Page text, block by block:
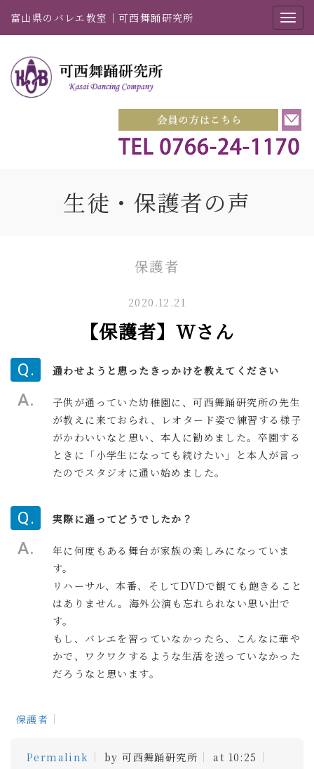
富山県のバレエ教室｜可西舞踊研究所
生徒・保護者の声
保護者
2020.12.21
【保護者】Wさん
通わせようと思ったきっかけを教えてください
子供が通っていた幼稚園に、可西舞踊研究所の先生
が教えに来ておられ、レオタード姿で練習する様子
がかわいいなと思い、本人に勧めました。卒園する
ときに「小学生になっても続けたい」と本人が言っ
たのでスタジオに通い始めました。
実際に通ってどうでしたか？
年に何度もある舞台が家族の楽しみになっていま
す。
リハーサル、本番、そしてDVDで観ても飽きること
はありません。海外公演も忘れられない思い出で
す。
もし、バレエを習っていなかったら、こんなに華や
かで、ワクワクするような生活を送っていなかった
だろうなと思います。
保護者
Permalink by 可西舞踊研究所 at 10:25